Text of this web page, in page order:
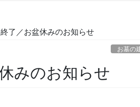
了／お盆休みのお知らせ
お墓の
みのお知らせ